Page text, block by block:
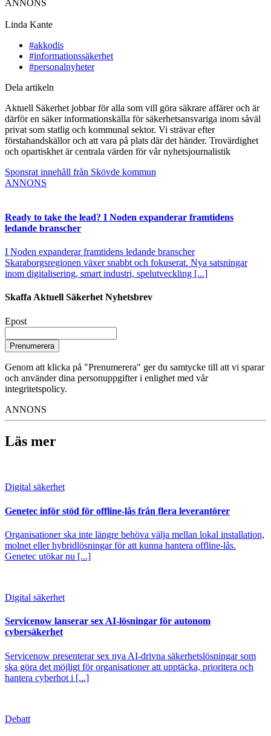
ANNONS
Linda Kante
#akkodis
#informationssäkerhet
#personalnyheter
Dela artikeln
Aktuell Säkerhet jobbar för alla som vill göra säkrare affärer och är
därför en säker informationskälla för säkerhetsansvariga inom såväl
privat som statlig och kommunal sektor. Vi strävar efter
förstahandskällor och att vara på plats där det händer. Trovärdighet
och opartiskhet är centrala värden för vår nyhetsjournalistik
Sponsrat innehåll från Skövde kommun
ANNONS
Ready to take the lead? I Noden expanderar framtidens
ledande branscher
I Noden expanderar framtidens ledande branscher
Skaraborgsregionen växer snabbt och fokuserat. Nya satsningar
inom digitalisering, smart industri, spelutveckling [...]
Skaffa Aktuell Säkerhet Nyhetsbrev
Epost
Prenumerera
Genom att klicka på "Prenumerera" ger du samtycke till att vi sparar
och använder dina personuppgifter i enlighet med vår
integritetspolicy.
ANNONS
Läs mer
Digital säkerhet
Genetec inför stöd för offline-lås från flera leverantörer
Organisationer ska inte längre behöva välja mellan lokal installation,
molnet eller hybridlösningar för att kunna hantera offline-lås.
Genetec utökar nu [...]
Digital säkerhet
Servicenow lanserar sex AI-lösningar för autonom
cybersäkerhet
Servicenow presenterar sex nya AI-drivna säkerhetslösningar som
ska göra det möjligt för organisationer att upptäcka, prioritera och
hantera cyberhot i [...]
Debatt